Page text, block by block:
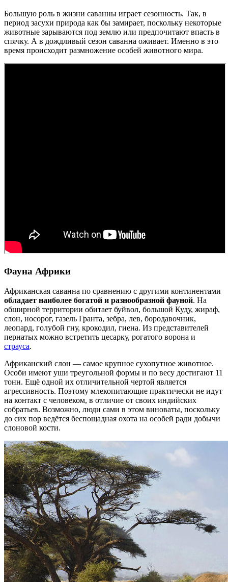
Большую роль в жизни саванны играет сезонность. Так, в
период засухи природа как бы замирает, поскольку некоторые
животные зарываются под землю или предпочитают впасть в
спячку. А в дождливый сезон саванна оживает. Именно в это
время происходит размножение особей животного мира.
Фауна Африки
Африканская саванна по сравнению с другими континентами
обладает наиболее богатой и разнообразной фауной. На
обширной территории обитает буйвол, большой Куду, жираф,
слон, носорог, газель Гранта, зебра, лев, бородавочник,
леопард, голубой гну, крокодил, гиена. Из представителей
пернатых можно встретить цесарку, рогатого ворона и
страуса.
Африканский слон — самое крупное сухопутное животное.
Особи имеют уши треугольной формы и по весу достигают 11
тонн. Ещё одной их отличительной чертой является
агрессивность. Поэтому млекопитающие практически не идут
на контакт с человеком, в отличие от своих индийских
собратьев. Возможно, люди сами в этом виноваты, поскольку
до сих пор ведётся беспощадная охота на особей ради добычи
слоновой кости.